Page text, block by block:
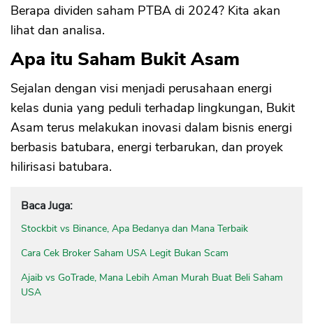
Berapa dividen saham PTBA di 2024? Kita akan
lihat dan analisa.
Apa itu Saham Bukit Asam
Sejalan dengan visi menjadi perusahaan energi
kelas dunia yang peduli terhadap lingkungan, Bukit
Asam terus melakukan inovasi dalam bisnis energi
berbasis batubara, energi terbarukan, dan proyek
hilirisasi batubara.
Baca Juga:
Stockbit vs Binance, Apa Bedanya dan Mana Terbaik
Cara Cek Broker Saham USA Legit Bukan Scam
Ajaib vs GoTrade, Mana Lebih Aman Murah Buat Beli Saham
USA